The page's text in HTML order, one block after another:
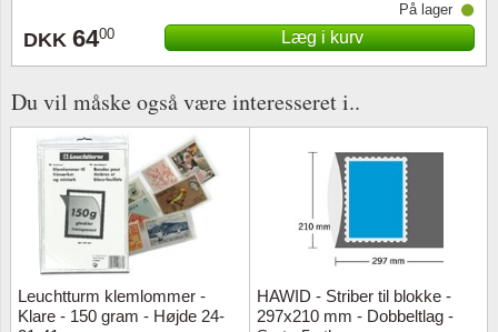
DKK 6400
På lager
Læg i kurv
Du vil måske også være interesseret i..
Leuchtturm klemlommer -
Klare - 150 gram - Højde 24-
HAWID - Striber til blokke -
297x210 mm - Dobbeltlag -